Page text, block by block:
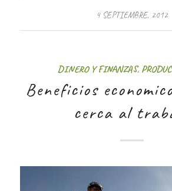
4 SEPTIEMBRE, 2012
DINERO Y FINANZAS,
Beneficios
cerca al